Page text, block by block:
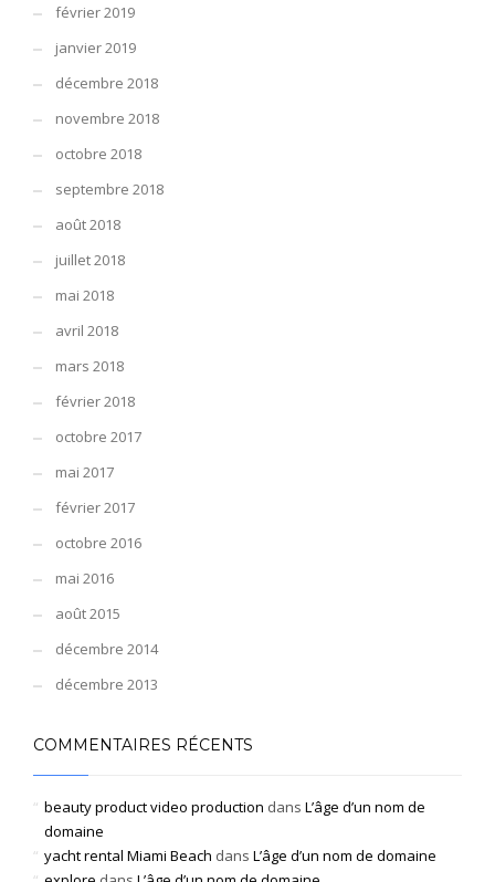
février 2019
janvier 2019
décembre 2018
novembre 2018
octobre 2018
septembre 2018
août 2018
juillet 2018
mai 2018
avril 2018
mars 2018
février 2018
octobre 2017
mai 2017
février 2017
octobre 2016
mai 2016
août 2015
décembre 2014
décembre 2013
COMMENTAIRES RÉCENTS
beauty product video production dans L’âge d’un nom de
domaine
yacht rental Miami Beach dans L’âge d’un nom de domaine